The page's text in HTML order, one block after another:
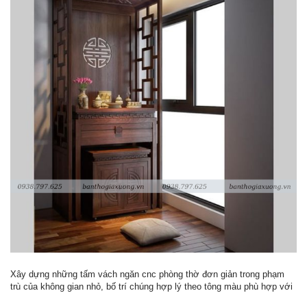
Xây dựng những tấm vách ngăn cnc phòng thờ đơn giản trong phạm
trù của không gian nhỏ, bố trí chúng hợp lý theo tông màu phù hợp với